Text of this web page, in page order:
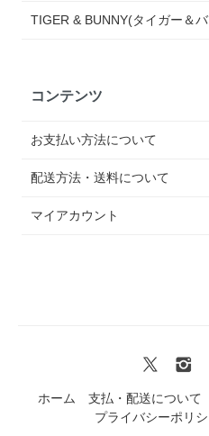
TIGER & BUNNY(タイガー＆
コンテンツ
お支払い方法について
配送方法・送料について
マイアカウント
ホーム 支払・配送について
プライバシーポリ